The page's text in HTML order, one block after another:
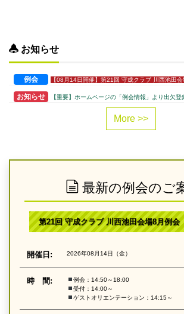
お知らせ
例会 【08月14日開催】第21回 守成クラブ 川西池田
お知らせ 【重要】ホームページの「例会情報」より出欠登
More >>
最新の例会のご
第21回 守成クラブ 川西池田会場8月例会
開催日: 2026年08月14日（金）
時 間:
例会：14:50～18:00
受付：14:00～
ゲストオリエンテーション：14:15～